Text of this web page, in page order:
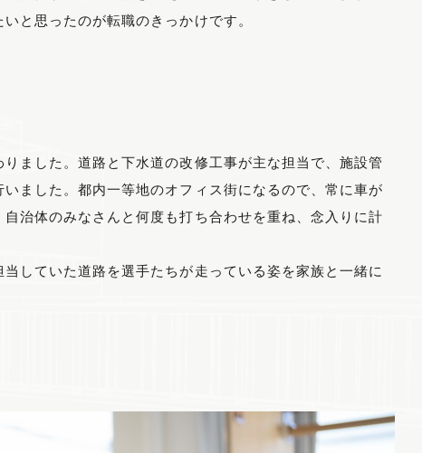
と思ったのが転職のきっかけです。
ました。道路と下水道の改修工事が主な担当で、施設管
ました。都内一等地のオフィス街になるので、常に車が
治体のみなさんと何度も打ち合わせを重ね、念入りに計
していた道路を選手たちが走っている姿を家族と一緒に